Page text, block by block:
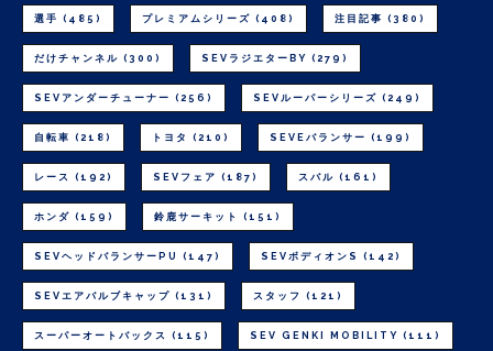
選手 (485) プレミアムシリーズ (408) 注目記事 (380)
だけチャンネル (300) SEVラジエターBY (279)
SEVアンダーチューナー (256) SEVルーパーシリーズ (249)
自転車 (218) トヨタ (210) SEVEバランサー (199)
レース (192) SEVフェア (187) スバル (161)
ホンダ (159) 鈴鹿サーキット (151)
SEVヘッドバランサーPU (147) SEVボディオンS (142)
SEVエアバルブキャップ (131) スタッフ (121)
スーパーオートバックス (115) SEV GENKI MOBILITY (111)